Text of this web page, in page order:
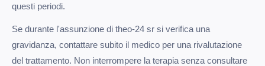
questi periodi.
Se durante l'assunzione di theo-24 sr si verifica una
gravidanza, contattare subito il medico per una rivalutazione
del trattamento. Non interrompere la terapia senza consultare